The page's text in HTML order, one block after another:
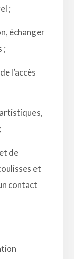
;
échanger
;
l’accès
de
et
contact